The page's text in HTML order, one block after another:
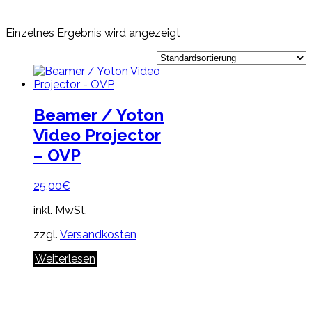
Einzelnes Ergebnis wird angezeigt
Beamer / Yoton
Video Projector
– OVP
25,00€
inkl. MwSt.
zzgl. Versandkosten
Weiterlesen